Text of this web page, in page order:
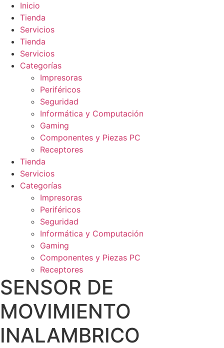
Inicio
Tienda
Servicios
Tienda
Servicios
Categorías
Impresoras
Periféricos
Seguridad
Informática y Computación
Gaming
Componentes y Piezas PC
Receptores
Tienda
Servicios
Categorías
Impresoras
Periféricos
Seguridad
Informática y Computación
Gaming
Componentes y Piezas PC
Receptores
SENSOR DE
MOVIMIENTO
INALAMBRICO